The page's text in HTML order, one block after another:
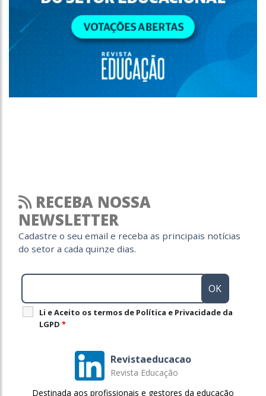
RECEBA NOSSA
NEWSLETTER
Cadastre o seu email e receba as principais notícias
do setor a cada quinze dias.
Li e Aceito os termos de Política e Privacidade da
LGPD *
Revistaeducacao
Revista Educação
Destinada aos profissionais e gestores da educação